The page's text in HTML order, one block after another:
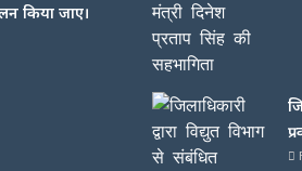
किया जाए।